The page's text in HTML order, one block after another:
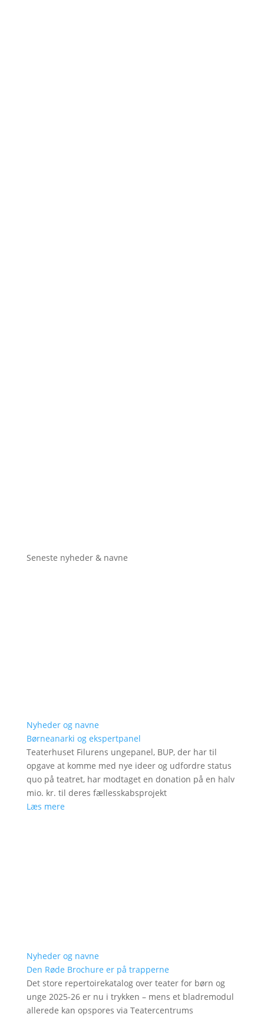
Seneste nyheder & navne
Nyheder og navne
Børneanarki og ekspertpanel
Teaterhuset Filurens ungepanel, BUP, der har til
opgave at komme med nye ideer og udfordre status
quo på teatret, har modtaget en donation på en halv
mio. kr. til deres fællesskabsprojekt
Læs mere
Nyheder og navne
Den Røde Brochure er på trapperne
Det store repertoirekatalog over teater for børn og
unge 2025-26 er nu i trykken – mens et bladremodul
allerede kan opspores via Teatercentrums